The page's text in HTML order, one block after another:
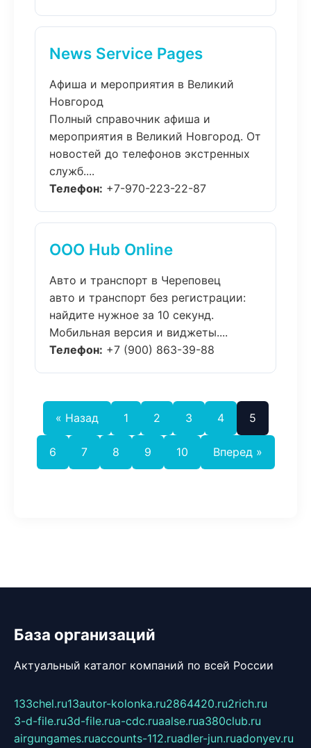
News Service Pages
Афиша и мероприятия в Великий
Новгород
Полный справочник афиша и
мероприятия в Великий Новгород. От
новостей до телефонов экстренных
служб....
Телефон: +7-970-223-22-87
ООО Hub Online
Авто и транспорт в Череповец
авто и транспорт без регистрации:
найдите нужное за 10 секунд.
Мобильная версия и виджеты....
Телефон: +7 (900) 863-39-88
« Назад 1 2 3 4 5
6 7 8 9 10 Вперед »
База организаций
Актуальный каталог компаний по всей России
133chel.ru13autor-kolonka.ru2864420.ru2rich.ru
3-d-file.ru3d-file.rua-cdc.ruaalse.rua380club.ru
airgungames.ruaccounts-112.ruadler-jun.ruadonyev.ru